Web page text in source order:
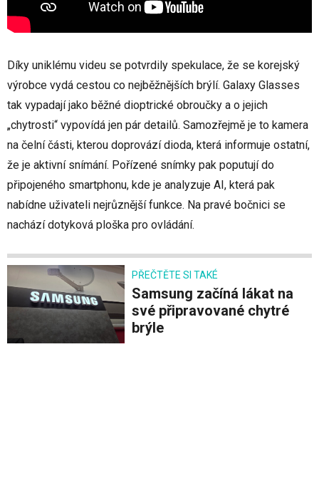
Díky uniklému videu se potvrdily spekulace, že se korejský
výrobce vydá cestou co nejběžnějších brýlí. Galaxy Glasses
tak vypadají jako běžné dioptrické obroučky a o jejich
„chytrosti“ vypovídá jen pár detailů. Samozřejmě je to kamera
na čelní části, kterou doprovází dioda, která informuje ostatní,
že je aktivní snímání. Pořízené snímky pak poputují do
připojeného smartphonu, kde je analyzuje AI, která pak
nabídne uživateli nejrůznější funkce. Na pravé bočnici se
nachází dotyková ploška pro ovládání.
PŘEČTĚTE SI TAKÉ
Samsung začíná lákat na
své připravované chytré
brýle